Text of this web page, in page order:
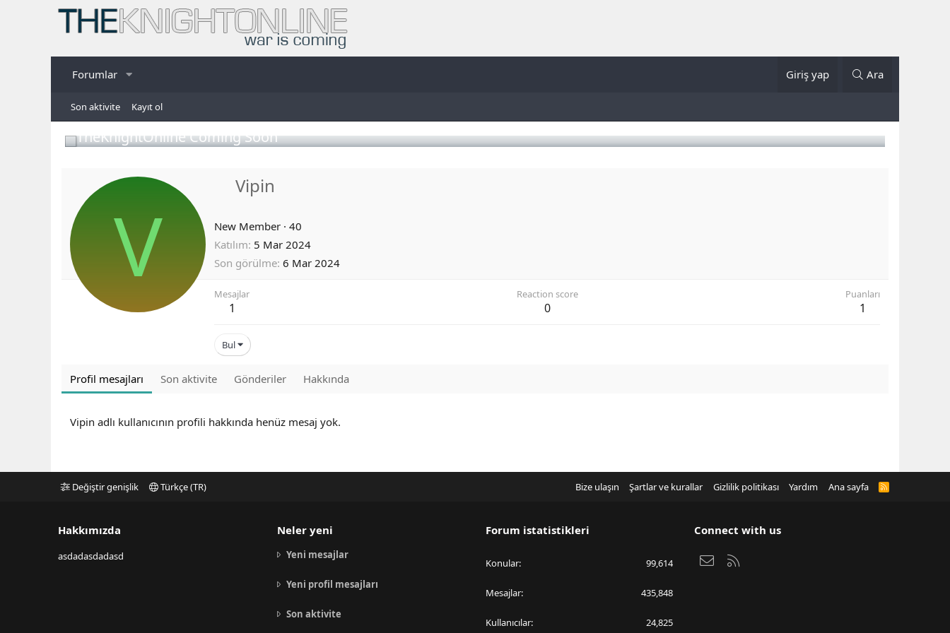
Forumlar Giriş yap Ara
Son aktivite Kayıt ol
TheKnightOnline Coming Soon
V
Vipin
New Member · 40
Katılım 5 Mar 2024
Son görülme 6 Mar 2024
Mesajlar
1
Reaction score
0
Puanları
1
Bul
Profil mesajları Son aktivite Gönderiler Hakkında
Vipin adlı kullanıcının profili hakkında henüz mesaj yok.
Değiştir genişlik Türkçe (TR) Bize ulaşın Şartlar ve kurallar Gizlilik politikası Yardım Ana sayfa
R
Hakkımızda
asdadasdadasd
Neler yeni
Yeni mesajlar
Yeni profil mesajları
Son aktivite
Forum istatistikleri
Konular 99,614
Mesajlar 435,848
Kullanıcılar 24,825
Connect with us
Bize ulaşın